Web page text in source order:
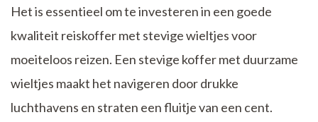
Het is essentieel om te investeren in een goede
kwaliteit reiskoffer met stevige wieltjes voor
moeiteloos reizen. Een stevige koffer met duurzame
wieltjes maakt het navigeren door drukke
luchthavens en straten een fluitje van een cent.